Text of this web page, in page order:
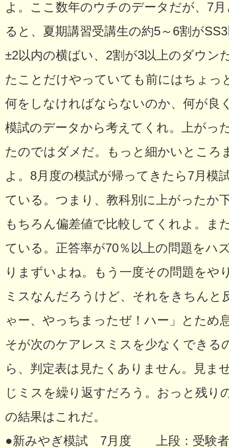
よ。ここ数年のウチのデータだが、7
ると、夏期講習受講生の約5～6割が
±2以内の横ばい、2割が3以上のダウン
たことだけやっていても前にはちょっ
何をしなければならないのか、何が良
模試のデータから考えてくれ。上がっ
たのではダメだ。もっと細かいところ
よ。8月度の模試が帰ってきたら7月模
ている。つまり、教科別に上がったか
もちろん偏差値で比較してくれよ。ま
ている。正答率が70％以上の問題をハ
りまずいよね。もう一度その問題をや
ミスなんだろうけど、それをきちんと
ゃー、やっちまったぜ！ハー」とため
そが次のケアレスミスを少なくできる
ら、判定表は見たくありません。見ま
じミスを繰り返すだろう。おっと残り
の結果はこれだ。
●新みやぎ模試 7月度 上段：受験者